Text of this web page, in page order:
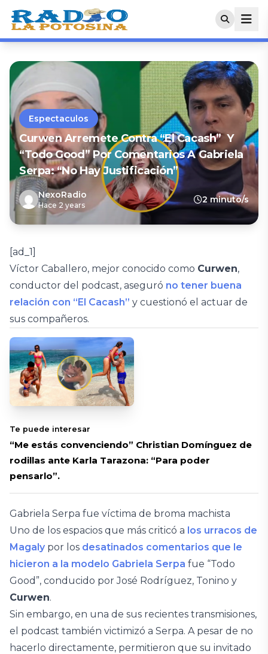
Espectaculos
Curwen Arremete Contra “El Cacash” Y
“Todo Good” Por Comentarios A Gabriela
Serpa: “No Hay Justificación”
NexoRadio
Hace 2 years
2 minuto/s
[ad_1]
Víctor Caballero, mejor conocido como Curwen,
conductor del podcast, aseguró no tener buena
relación con “El Cacash” y cuestionó el actuar de
sus compañeros.
Te puede interesar
“Me estás convenciendo” Christian Domínguez de
rodillas ante Karla Tarazona: “Para poder
pensarlo”.
Gabriela Serpa fue víctima de broma machista
Uno de los espacios que más criticó a los urracos de
Magaly por los desatinados comentarios que le
hicieron a la modelo Gabriela Serpa fue “Todo
Good”, conducido por José Rodríguez, Tonino y
Curwen.
Sin embargo, en una de sus recientes transmisiones,
el podcast también victimizó a Serpa. A pesar de no
hacerlo directamente, permitieron que su invitado